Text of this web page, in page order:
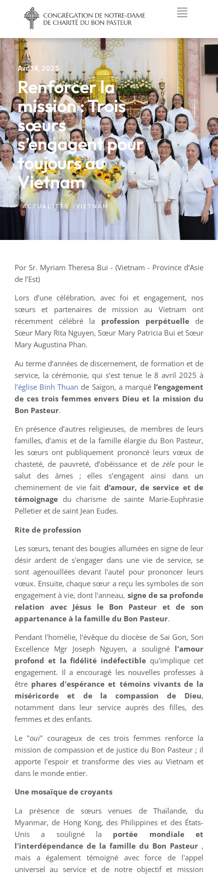
Avr 14, 2025
Renforcer la
mission : Trois
sœurs
s’engagent pour
toujours au
Vietnam
ACTUALITÉS / VIETNAM
Por Sr. Myriam Theresa Bui - (Vietnam - Province d’Asie
de l’Est)
Lors d’une célébration, avec foi et engagement, nos
sœurs et partenaires de mission au Vietnam ont
récemment célébré la profession perpétuellede
Sœur Mary Rita Nguyen, Sœur Mary Patricia Bui et Sœur
Mary Augustina Phan.
Au terme d’années de discernement, de formation et de
service, la cérémonie, qui s’est tenue le 8 avril 2025 à
l’église Binh Thuan de Saïgon, a marqué l’engagement
de ces trois femmes envers Dieu et la mission du
Bon Pasteur.
En présence d’autres religieuses, de membres de leurs
familles, d’amis et de la famille élargie du Bon Pasteur,
les sœurs ont publiquement prononcé leurs vœux de
chasteté, de pauvreté, d’obéissance et de zèlepour le
salut des âmes ; elles s’engagent ainsi dans un
cheminement de vie fait d’amour, de service et de
témoignage du charisme de sainte Marie-Euphrasie
Pelletier et de saint Jean Eudes.
Rite de profession
Les sœurs, tenant des bougies allumées en signe de leur
désir ardent de s'engager dans une vie de service, se
sont agenouillées devant l'autel pour prononcer leurs
vœux. Ensuite, chaque sœur a reçu les symboles de son
engagement à vie, dont l'anneau, signe de sa profonde
relation avec Jésus le Bon Pasteur et de son
appartenance à la famille du Bon Pasteur.
Pendant l'homélie, l'évêque du diocèse de Sai Gon, Son
Excellence Mgr Joseph Nguyen, a souligné l'amour
profond et la fidélité indéfectible qu'implique cet
engagement. Il a encouragé les nouvelles professes à
être phares d'espérance et témoins vivants de la
miséricorde et de la compassion de Dieu,
notamment dans leur service auprès des filles, des
femmes et des enfants.
Le "oui" courageux de ces trois femmes renforce la
mission de compassion et de justice du Bon Pasteur ; il
apporte l'espoir et transforme des vies au Vietnam et
dans le monde entier.
Une mosaïque de croyants
La présence de sœurs venues de Thaïlande, du
Myanmar, de Hong Kong, des Philippines et des États-
Unis a souligné la portée mondiale et
l'interdépendance de la famille du Bon Pasteur,
mais a également témoigné avec force de l'appel
universel au service et de notre objectif et mission